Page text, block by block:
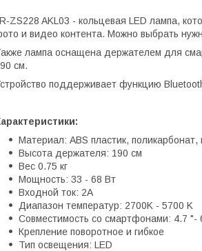
ZS228 AKL03 - кольцевая LED лампа,
и видео контента. Можно выбрать
лампа оснащена держателем для
см.
поддерживает функцию
Материал: ABS пластик, поликарбонат,
Высота держателя: 190 см
Вес 0.75 кг
Мощность: 33 - 68 Вт
Входной ток: 2А
Диапазон температур: 2700K - 5700 K
Совместимость со смартфонами: 4.7 "-
Крепление поворотное и гибкое
Тип освещения: LED